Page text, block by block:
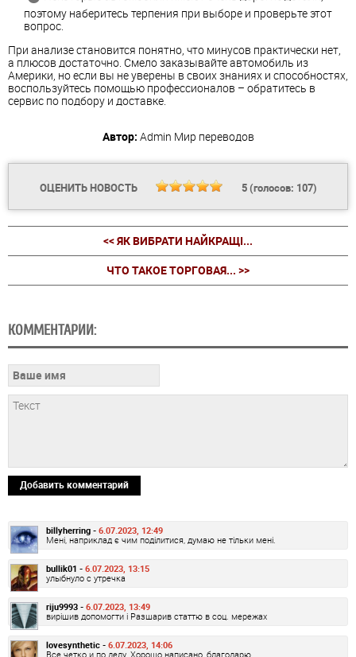
поэтому наберитесь терпения при выборе и проверьте этот
вопрос.
При анализе становится понятно, что минусов практически нет,
а плюсов достаточно. Смело заказывайте автомобиль из
Америки, но если вы не уверены в своих знаниях и способностях,
воспользуйтесь помощью профессионалов – обратитесь в
сервис по подбору и доставке.
Автор: Admin Мир переводов
ОЦЕНИТЬ НОВОСТЬ 5(голосов: 107)
<< ЯК ВИБРАТИ НАЙКРАЩІ...
ЧТО ТАКОЕ ТОРГОВАЯ... >>
КОММЕНТАРИИ:
Добавить комментарий
billyherring - 6.07.2023, 12:49
Мені, наприклад є чим поділитися, думаю не тільки мені.
bullik01 - 6.07.2023, 13:15
улыбнуло с утречка
riju9993 - 6.07.2023, 13:49
вирішив допомогти і Разшарив статтю в соц. мережах
lovesynthetic - 6.07.2023, 14:06
Все четко и по делу. Хорошо написано, благодарю.